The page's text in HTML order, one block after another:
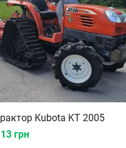
Kubota KT 2005
грн